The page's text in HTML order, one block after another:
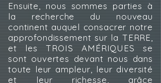
Ensuite, nous sommes parties à
la recherche du nouveau
continent auquel consacrer notre
approfondissement sur la TERRE,
et les TROIS AMÉRIQUES se
sont ouvertes devant nous dans
toute leur ampleur, leur diversité
et leur richesse, grâce